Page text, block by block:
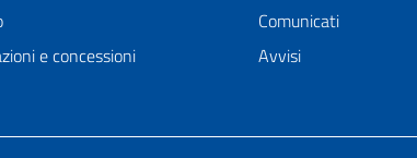
e concessioni
Comunicati
Avvisi